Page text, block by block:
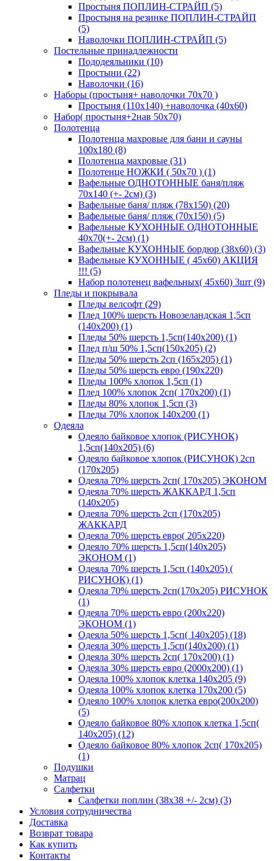
Простыня ПОПЛИН-СТРАЙП (5)
Простыня на резинке ПОПЛИН-СТРАЙП
(5)
Наволочки ПОПЛИН-СТРАЙП (5)
Постельные принадлежности
Пододеяльники (10)
Простыни (22)
Наволочки (16)
Наборы (простыня+ наволочки 70х70 )
Простыня (110х140) +наволочка (40х60)
Набор( простыня+2нав 50х70)
Полотенца
Полотенца махровые для бани и сауны
100х180 (8)
Полотенца махровые (31)
Полотенце НОЖКИ ( 50х70 ) (1)
Вафельные ОДНОТОННЫЕ баня/пляж
70х140 (+- 2см) (3)
Вафельные баня/ пляж (78х150) (20)
Вафельные баня/ пляж (70х150) (5)
Вафельные КУХОННЫЕ ОДНОТОННЫЕ
40х70(+- 2см) (1)
Вафельные КУХОННЫЕ бордюр (38х60) (3)
Вафельные КУХОННЫЕ ( 45х60) АКЦИЯ
!!! (5)
Набор полотенец вафельных( 45х60) 3шт (9)
Пледы и покрывала
Пледы велсофт (29)
Плед 100% шерсть Новозеландская 1,5сп
(140х200) (1)
Пледы 50% шерсть 1,5сп(140х200) (1)
Плед п/ш 50% 1,5сп(150х205) (2)
Пледы 50% шерсть 2сп (165х205) (1)
Пледы 50% шерсть евро (190х220)
Пледы 100% хлопок 1,5сп (1)
Плед 100% хлопок 2сп( 170х200) (1)
Пледы 80% хлопок 1,5сп (3)
Пледы 70% хлопок 140х200 (1)
Одеяла
Одеяло байковое хлопок (РИСУНОК)
1,5сп(140х205) (6)
Одеяло байковое хлопок (РИСУНОК) 2сп
(170х205)
Одеяла 70% шерсть 2сп( 170х205) ЭКОНОМ
Одеяла 70% шерсть ЖАККАРД 1,5сп
(140х205)
Одеяла 70% шерсть 2сп (170х205)
ЖАККАРД
Одеяла 70% шерсть евро( 205х220)
Одеяло 70% шерсть 1,5сп(140х205)
ЭКОНОМ (1)
Одеяла 70% шерсть 1,5сп (140х205) (
РИСУНОК) (1)
Одеяла 70% шерсть 2сп(170х205) РИСУНОК
(1)
Одеяла 70% шерсть евро (200х220)
ЭКОНОМ (1)
Одеяла 50% шерсть 1,5сп( 140х205) (18)
Одеяла 30% шерсть 1,5сп(140х200) (1)
Одеяла 30% шерсть 2сп( 170х200) (1)
Одеяла 30% шерсть евро (2000х200) (1)
Одеяла 100% хлопок клетка 140х205 (9)
Одеяла 100% хлопок клетка 170х200 (5)
Одеяло 100% хлопок клетка евро(200х200)
(5)
Одеяло байковое 80% хлопок клетка 1,5сп(
140х205) (12)
Одеяло байковое 80% хлопок 2сп( 170х205)
(1)
Подушки
Матрац
Салфетки
Салфетки поплин (38х38 +/- 2см) (3)
Условия сотрудничества
Доставка
Возврат товара
Как купить
Контакты